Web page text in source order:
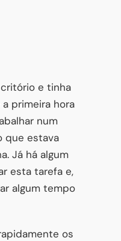
e tinha
primeira hora
num
que estava
Já há algum
esta tarefa e,
algum tempo
os